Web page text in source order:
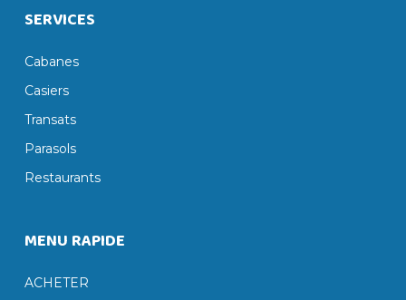
SERVICES
Cabanes
Casiers
Transats
Parasols
Restaurants
MENU RAPIDE
ACHETER